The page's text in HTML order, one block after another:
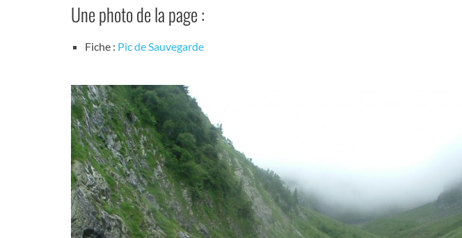
Une photo de la page :
Fiche : Pic de Sauvegarde